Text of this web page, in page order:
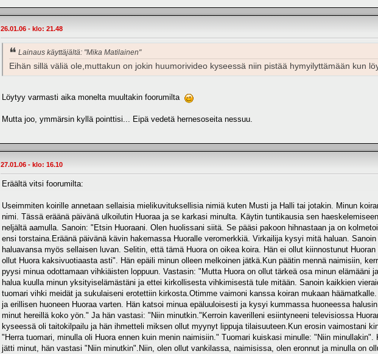
26.01.06 - klo: 21.48
Lainaus käyttäjältä: "Mika Matilainen"
Eihän sillä väliä ole,muttakun on jokin huumorivideo kyseessä niin pistää hymyilyttämään kun
Löytyy varmasti aika monelta muultakin foorumilta
Mutta joo, ymmärsin kyllä pointtisi... Eipä vedetä hernesoseita nessuu.
27.01.06 - klo: 16.10
Eräältä vitsi foorumilta:
Useimmiten koirille annetaan sellaisia mielikuvituksellisia nimiä kuten Musti ja Halli tai jotakin. Minun
nimi. Tässä eräänä päivänä ulkoilutin Huoraa ja se karkasi minulta. Käytin tuntikausia sen
neljältä aamulla. Sanoin: "Etsin Huoraani. Olen huolissani siitä. Se pääsi pakoon hihnastaan ja on
ensi torstaina.Eräänä päivänä kävin hakemassa Huoralle veromerkkiä. Virkailija kysyi mitä haluan.
haluavansa myös sellaisen luvan. Selitin, että tämä Huora on oikea koira. Hän ei ollut kiinnostunut
ollut Huora kaksivuotiaasta asti". Hän epäili minun olleen melkoinen jätkä.Kun päätin mennä naimisiin,
pyysi minua odottamaan vihkiäisten loppuun. Vastasin: "Mutta Huora on ollut tärkeä osa minun elämääni
halua kuulla minun yksityiselämästäni ja ettei kirkollisesta vihkimisestä tule mitään. Sanoin kaikkien
tuomari vihki meidät ja sukulaiseni erotettiin kirkosta.Otimme vaimoni kanssa koiran mukaan
ja erillisen huoneen Huoraa varten. Hän katsoi minua epäluuloisesti ja kysyi kummassa huoneessa
minut hereillä koko yön." Ja hän vastasi: "Niin minutkin."Kerroin kaverilleni esiintyneeni televisiossa
kyseessä oli taitokilpailu ja hän ihmetteli miksen ollut myynyt lippuja tilaisuuteen.Kun erosin vaimostani
"Herra tuomari, minulla oli Huora ennen kuin menin naimisiin." Tuomari kuiskasi minulle: "Niin
jätti minut, hän vastasi "Niin minutkin".Niin, olen ollut vankilassa, naimisissa, olen eronnut ja minulla on